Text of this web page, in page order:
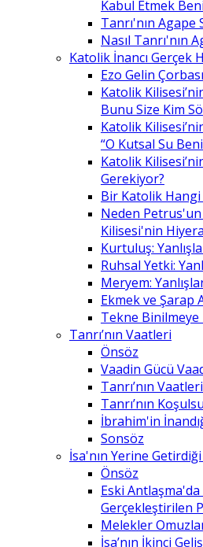
Kabul Etmek
Tanrı'nın
Nasıl Tanrı'nın
Katolik İnancı Gerçek
Ezo Gelin
Katolik
Bunu Size Kim
Katolik
“O Kutsal Su
Katolik
Gerekiyor?
Bir Katolik Hangi
Neden
Kilisesi'nin
Kurtuluş:
Ruhsal Yetki:
Meryem:
Ekmek ve Şarap
Tekne Binilmeye
Tanrı’nın Vaatleri
Önsöz
Vaadin Gücü
Tanrı’nın
Tanrı’nın
İbrahim'in
Sonsöz
İsa'nın Yerine
Önsöz
Eski
Gerçekleştirilen
Melekler
İsa’nın İkinci